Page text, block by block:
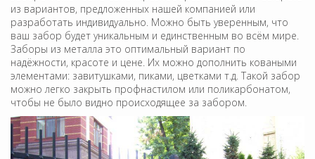
из вариантов, предложенных нашей компанией или
разработать индивидуально. Можно быть уверенным, что
ваш забор будет уникальным и единственным во всём мире.
Заборы из металла это оптимальный вариант по
надёжности, красоте и цене. Их можно дополнить коваными
элементами: завитушками, пиками, цветками т.д. Такой забор
можно легко закрыть профнастилом или поликарбонатом,
чтобы не было видно происходящее за забором.